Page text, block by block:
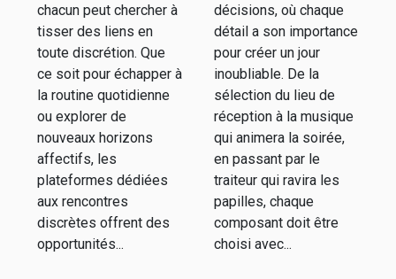
discrètes
chacun peut chercher à
tisser des liens en
toute discrétion. Que
ce soit pour échapper à
la routine quotidienne
ou explorer de
nouveaux horizons
affectifs, les
plateformes dédiées
aux rencontres
discrètes offrent des
opportunités...
votre
mariage
décisions, où chaque
détail a son importance
pour créer un jour
inoubliable. De la
sélection du lieu de
réception à la musique
qui animera la soirée,
en passant par le
traiteur qui ravira les
papilles, chaque
composant doit être
choisi avec...